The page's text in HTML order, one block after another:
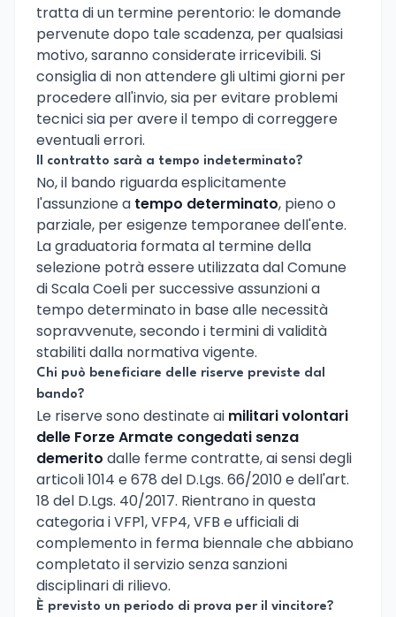
tratta di un termine perentorio: le domande
pervenute dopo tale scadenza, per qualsiasi
motivo, saranno considerate irricevibili. Si
consiglia di non attendere gli ultimi giorni per
procedere all'invio, sia per evitare problemi
tecnici sia per avere il tempo di correggere
eventuali errori.
Il contratto sarà a tempo indeterminato?
No, il bando riguarda esplicitamente
l'assunzione a tempo determinato, pieno o
parziale, per esigenze temporanee dell'ente.
La graduatoria formata al termine della
selezione potrà essere utilizzata dal Comune
di Scala Coeli per successive assunzioni a
tempo determinato in base alle necessità
sopravvenute, secondo i termini di validità
stabiliti dalla normativa vigente.
Chi può beneficiare delle riserve previste dal
bando?
Le riserve sono destinate ai militari volontari
delle Forze Armate congedati senza
demerito dalle ferme contratte, ai sensi degli
articoli 1014 e 678 del D.Lgs. 66/2010 e dell'art.
18 del D.Lgs. 40/2017. Rientrano in questa
categoria i VFP1, VFP4, VFB e ufficiali di
complemento in ferma biennale che abbiano
completato il servizio senza sanzioni
disciplinari di rilievo.
È previsto un periodo di prova per il vincitore?